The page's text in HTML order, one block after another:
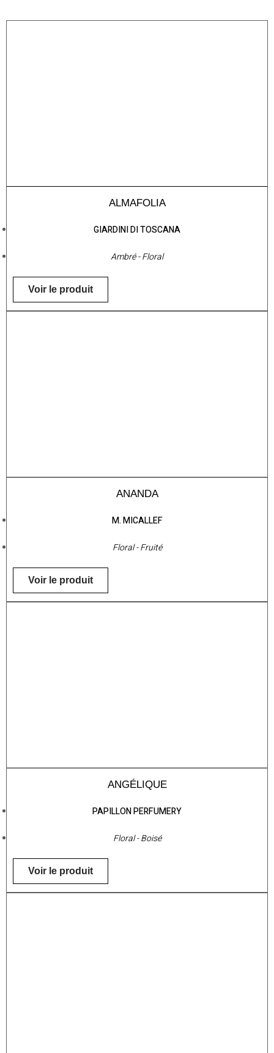
ALMAFOLIA
GIARDINI DI TOSCANA
Ambré - Floral
Voir le produit
ANANDA
M. MICALLEF
Floral - Fruité
Voir le produit
ANGÉLIQUE
PAPILLON PERFUMERY
Floral - Boisé
Voir le produit